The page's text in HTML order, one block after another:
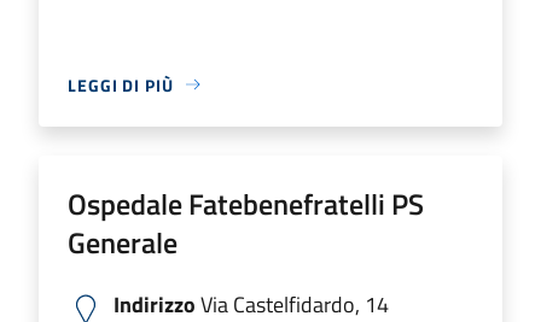
LEGGI DI PIÙ
Ospedale Fatebenefratelli PS
Generale
IndirizzoVia Castelfidardo, 14